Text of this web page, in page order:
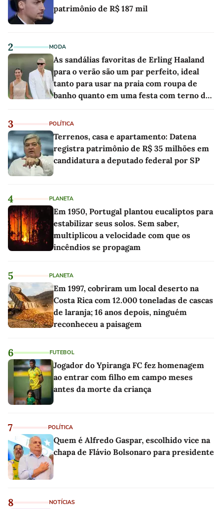
patrimônio de R$ 187 mil
2 MODA
As sandálias favoritas de Erling Haaland
para o verão são um par perfeito, ideal
tanto para usar na praia com roupa de
banho quanto em uma festa com terno de
3 POLÍTICA
Terrenos, casa e apartamento: Datena
registra patrimônio de R$ 35 milhões em
candidatura a deputado federal por SP
4 PLANETA
Em 1950, Portugal plantou eucaliptos para
estabilizar seus solos. Sem saber,
multiplicou a velocidade com que os
incêndios se propagam
5 PLANETA
Em 1997, cobriram um local deserto na
Costa Rica com 12.000 toneladas de cascas
de laranja; 16 anos depois, ninguém
reconheceu a paisagem
6 FUTEBOL
Jogador do Ypiranga FC fez homenagem
ao entrar com filho em campo meses
antes da morte da criança
7 POLÍTICA
Quem é Alfredo Gaspar, escolhido vice na
chapa de Flávio Bolsonaro para presidente
8 NOTÍCIAS